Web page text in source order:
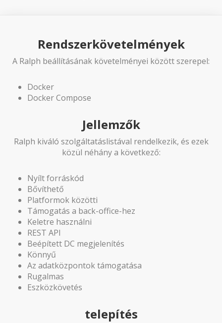
Rendszerkövetelmények
A Ralph beállításának követelményei között szerepel:
Docker
Docker Compose
Jellemzők
Ralph kiváló szolgáltatáslistával rendelkezik, és ezek
közül néhány a következő:
Nyílt forráskód
Bővíthető
Platformok közötti
Támogatás a back-office-hez
Keletre használni
REST API
Beépített DC megjelenítés
Könnyű
Az adatközpontok támogatása
Rugalmas
Eszközkövetés
telepítés